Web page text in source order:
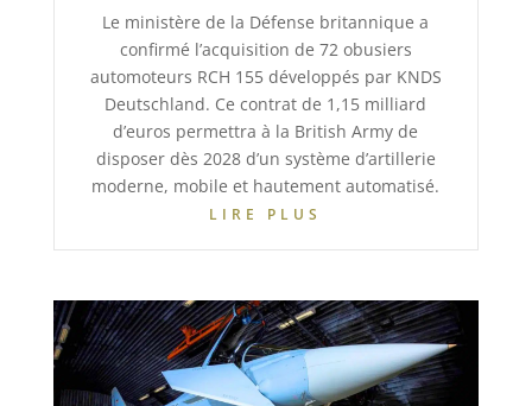
Le ministère de la Défense britannique a
confirmé l’acquisition de 72 obusiers
automoteurs RCH 155 développés par KNDS
Deutschland. Ce contrat de 1,15 milliard
d’euros permettra à la British Army de
disposer dès 2028 d’un système d’artillerie
moderne, mobile et hautement automatisé.
LIRE PLUS